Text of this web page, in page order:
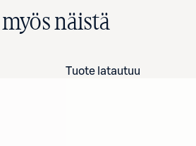
näistä
Tuote latautuu